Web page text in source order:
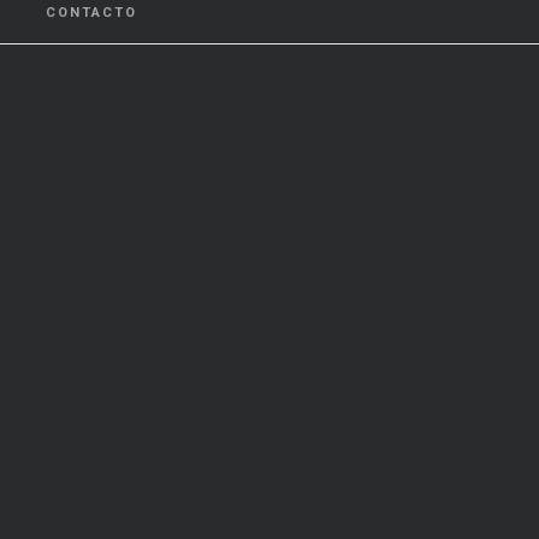
CONTACTO